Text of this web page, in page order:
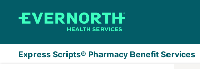
Express Scripts® Pharmacy Benefit Services